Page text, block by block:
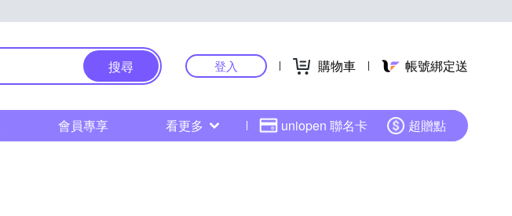
搜尋 登入 購物車 帳號綁定送
會員專享 看更多 uniopen 聯名卡 超贈點